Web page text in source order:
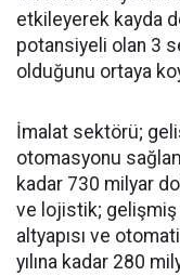
etkileyerek kayda
potansiyeli olan 3
olduğunu ortaya
İmalat sektörü;
otomasyonu
kadar 730 milyar
ve lojistik; gelişmiş
altyapısı ve
yılına kadar 280